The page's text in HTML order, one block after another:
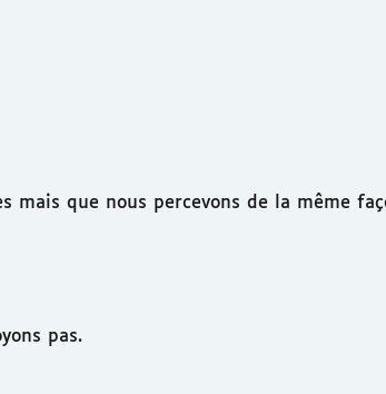
que nous percevons de la même
pas.